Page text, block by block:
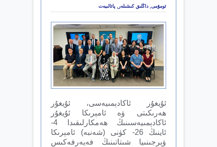
ئومۇمى ,داڭلىق كىشىلەر پائالىيەت
ئۇيغۇر ئاكادېمىيەسى، ئۇيغۇر
ھەرىكىتى ۋە ئامېرىكا ئۇيغۇر
ئاكادېمىيەسىنىڭ ھەمكارلىقىدا 4-
ئاينىڭ 26- كۈنى (شەنبە) ئامېرىكا
ۋېرجىنىيا شىتاتىنىڭ فەيەرفەكىس